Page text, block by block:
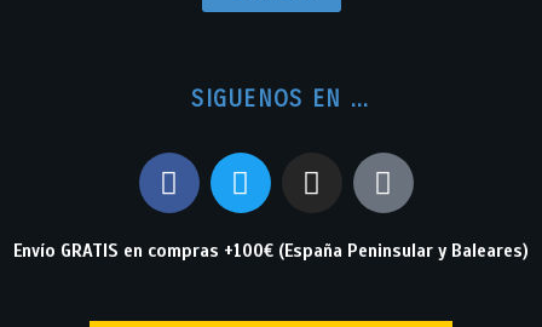
SIGUENOS EN ...
Envío GRATIS en compras +100€ (España Peninsular y Baleares)